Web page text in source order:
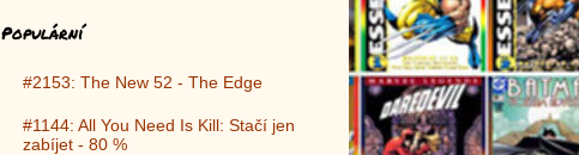
Populární
#2153: The New 52 - The Edge
#1144: All You Need Is Kill: Stačí jen
zabíjet - 80 %